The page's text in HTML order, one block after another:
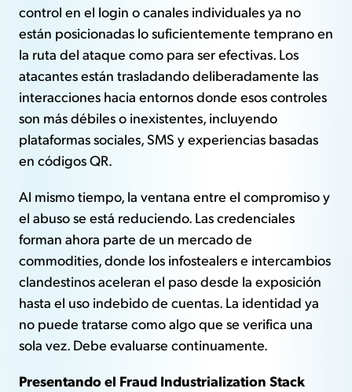
control en el login o canales individuales ya no
están posicionadas lo suficientemente temprano en
la ruta del ataque como para ser efectivas. Los
atacantes están trasladando deliberadamente las
interacciones hacia entornos donde esos controles
son más débiles o inexistentes, incluyendo
plataformas sociales, SMS y experiencias basadas
en códigos QR.
Al mismo tiempo, la ventana entre el compromiso y
el abuso se está reduciendo. Las credenciales
forman ahora parte de un mercado de
commodities, donde los infostealers e intercambios
clandestinos aceleran el paso desde la exposición
hasta el uso indebido de cuentas. La identidad ya
no puede tratarse como algo que se verifica una
sola vez. Debe evaluarse continuamente.
Presentando el Fraud Industrialization Stack